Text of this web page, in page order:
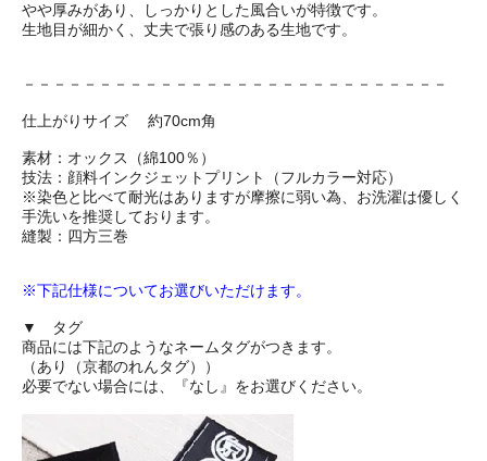
やや厚みがあり、しっかりとした風合いが特徴です。
生地目が細かく、丈夫で張り感のある生地です。
－－－－－－－－－－－－－－－－－－－－－－－－－－－－
仕上がりサイズ 約70cm角
素材：オックス（綿100％）
技法：顔料インクジェットプリント（フルカラー対応）
※染色と比べて耐光はありますが摩擦に弱い為、お洗濯は優しく
手洗いを推奨しております。
縫製：四方三巻
※下記仕様についてお選びいただけます。
▼ タグ
商品には下記のようなネームタグがつきます。
（あり（京都のれんタグ））
必要でない場合には、『なし』をお選びください。